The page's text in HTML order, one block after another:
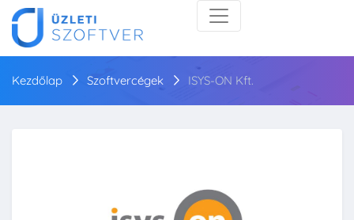
Kezdőlap Szoftvercégek ISYS-ON Kft.